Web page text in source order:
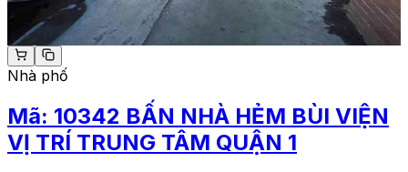
Nhà phố
Mã: 10342 BẤN NHÀ HẺM BÙI VIỆN
VỊ TRÍ TRUNG TÂM QUẬN 1